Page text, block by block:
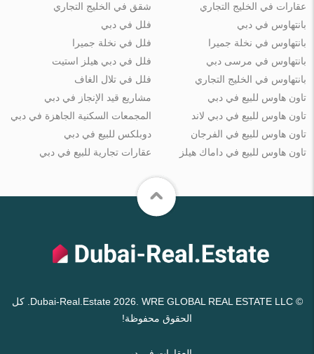
عقارات في الخليج التجاري
شقق في الخليج التجاري
بانتهاوس في دبي
بانتهاوس في نخلة جميرا
بانتهاوس في مرسى دبي
بانتهاوس في الخليج التجاري
فلل في دبي
فلل في نخلة جميرا
فلل في دبي هيلز استيت
فلل في تلال الغاف
تاون هاوس للبيع في دبي
تاون هاوس للبيع في دبي لاند
تاون هاوس للبيع في الفرجان
تاون هاوس للبيع في داماك هيلز
مشاريع قيد الإنجاز في دبي
المجمعات السكنية الجاهزة في دبي
دوبلكس للبيع في دبي
عقارات تجارية للبيع في دبي
© Dubai-Real.Estate 2026. WRE GLOBAL REAL ESTATE LLC. كل
الحقوق محفوظة!